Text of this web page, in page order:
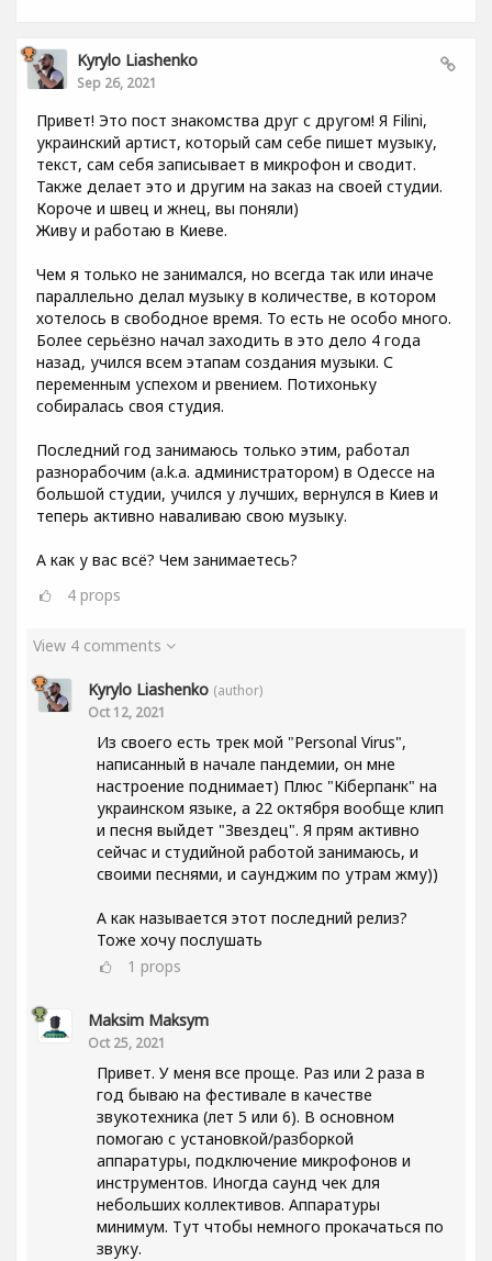
Kyrylo Liashenko
Sep 26, 2021
Привет! Это пост знакомства друг с другом! Я Filini,
украинский артист, который сам себе пишет музыку,
текст, сам себя записывает в микрофон и сводит.
Также делает это и другим на заказ на своей студии.
Короче и швец и жнец, вы поняли)
Живу и работаю в Киеве.
Чем я только не занимался, но всегда так или иначе
параллельно делал музыку в количестве, в котором
хотелось в свободное время. То есть не особо много.
Более серьёзно начал заходить в это дело 4 года
назад, учился всем этапам создания музыки. С
переменным успехом и рвением. Потихоньку
собиралась своя студия.
Последний год занимаюсь только этим, работал
разнорабочим (a.k.a. администратором) в Одессе на
большой студии, учился у лучших, вернулся в Киев и
теперь активно наваливаю свою музыку.
А как у вас всё? Чем занимаетесь?
4 props
View 4 comments
Kyrylo Liashenko (author)
Oct 12, 2021
Из своего есть трек мой "Personal Virus",
написанный в начале пандемии, он мне
настроение поднимает) Плюс "Кіберпанк" на
украинском языке, а 22 октября вообще клип
и песня выйдет "Звездец". Я прям активно
сейчас и студийной работой занимаюсь, и
своими песнями, и саунджим по утрам жму))
А как называется этот последний релиз?
Тоже хочу послушать
1 props
Maksim Maksym
Oct 25, 2021
Привет. У меня все проще. Раз или 2 раза в
год бываю на фестивале в качестве
звукотехника (лет 5 или 6). В основном
помогаю с установкой/разборкой
аппаратуры, подключение микрофонов и
инструментов. Иногда саунд чек для
небольших коллективов. Аппаратуры
минимум. Тут чтобы немного прокачаться по
звуку.